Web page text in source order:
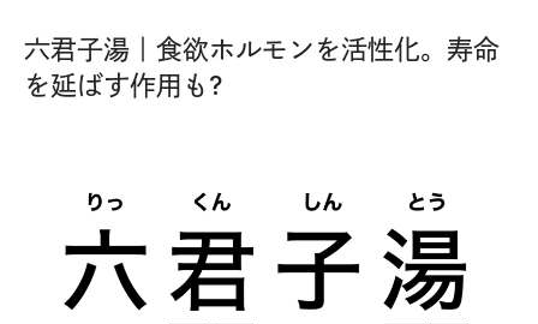
六君子湯｜食欲ホルモンを活性化。寿命
を延ばす作用も?